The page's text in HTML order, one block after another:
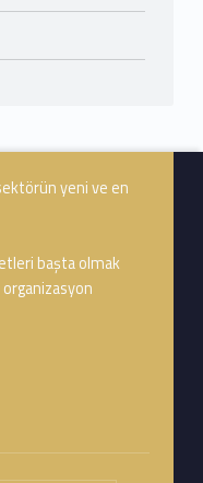
yeni ve en
başta olmak